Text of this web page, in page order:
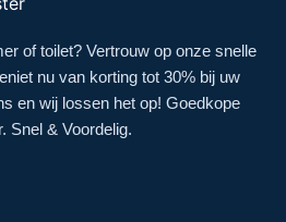
of toilet? Vertrouw op onze snelle
nu van korting tot 30% bij uw
en wij lossen het op! Goedkope
Snel & Voordelig.